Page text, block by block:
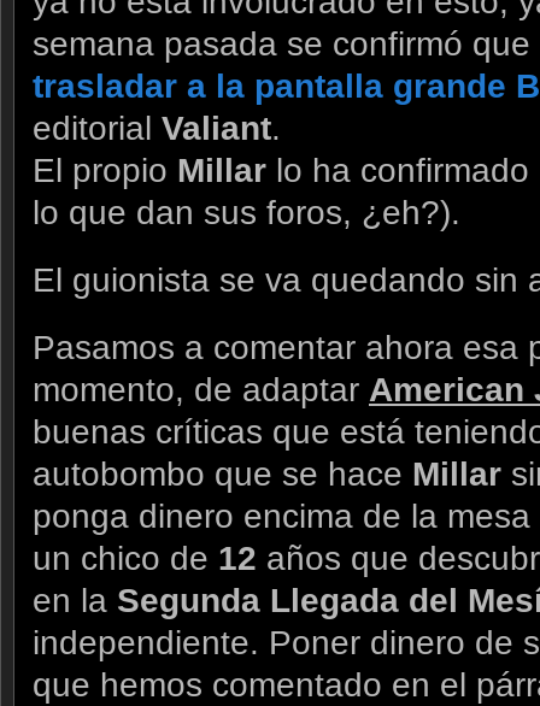
semana pasada se confirmó que
trasladar a la pantalla grande
editorial Valiant.
El propio Millar lo ha
lo que dan sus foros, ¿eh?).
El guionista se va quedando
Pasamos a comentar ahora esa
momento, de adaptar American
buenas críticas que está
autobombo que se hace Millar
ponga dinero encima de la
un chico de 12 años que
en la Segunda Llegada del
independiente. Poner dinero de
que hemos comentado en el